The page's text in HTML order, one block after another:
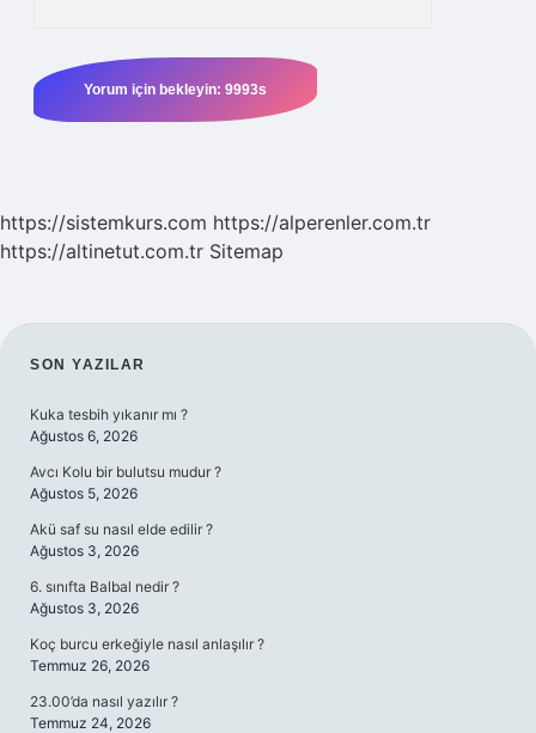
https://sistemkurs.com https://alperenler.com.tr
https://altinetut.com.tr Sitemap
SIDEBAR
SON YAZILAR
Kuka tesbih yıkanır mı ?
Ağustos 6, 2026
Avcı Kolu bir bulutsu mudur ?
Ağustos 5, 2026
Akü saf su nasıl elde edilir ?
Ağustos 3, 2026
6. sınıfta Balbal nedir ?
Ağustos 3, 2026
Koç burcu erkeğiyle nasıl anlaşılır ?
Temmuz 26, 2026
23.00’da nasıl yazılır ?
Temmuz 24, 2026